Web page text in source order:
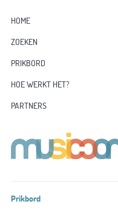
HOME
ZOEKEN
PRIKBORD
HOE WERKT HET?
PARTNERS
Prikbord